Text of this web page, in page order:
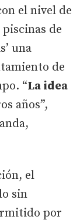
el nivel de
de
una
de
“La idea
años”,
el
sin
por